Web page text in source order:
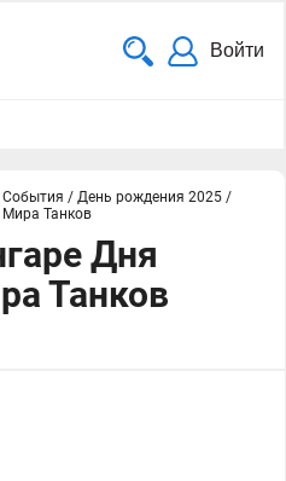
Войти
События / День рождения 2025 /
Танков
Дня
Танков